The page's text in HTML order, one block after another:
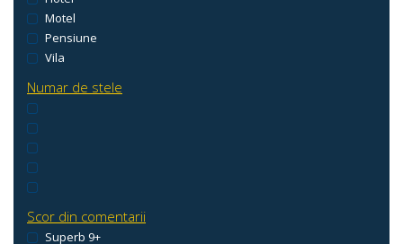
Motel
Pensiune
Vila
Numar de stele
Scor din comentarii
Superb 9+